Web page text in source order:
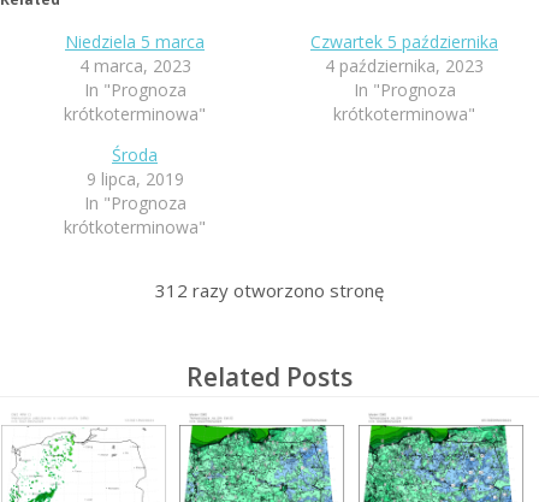
Niedziela 5 marca
4 marca, 2023
In "Prognoza
krótkoterminowa"
Czwartek 5 października
4 października, 2023
In "Prognoza
krótkoterminowa"
Środa
9 lipca, 2019
In "Prognoza
krótkoterminowa"
312 razy otworzono stronę
Related Posts